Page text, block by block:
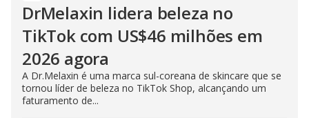
DrMelaxin lidera beleza no
TikTok com US$46 milhões em
2026 agora
A Dr.Melaxin é uma marca sul-coreana de skincare que se
tornou líder de beleza no TikTok Shop, alcançando um
faturamento de...